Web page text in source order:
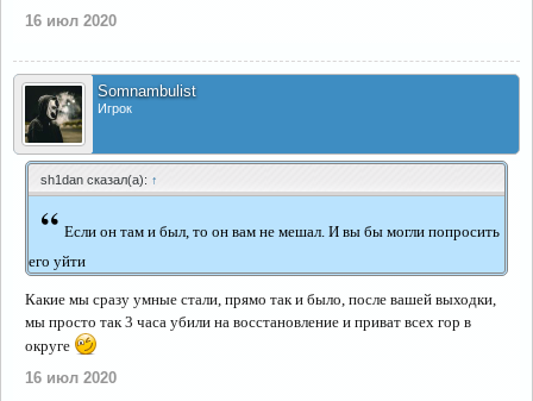
16 июл 2020
Somnambulist
Игрок
sh1dan сказал(а): ↑
“ Если он там и был, то он вам не мешал. И вы бы могли попросить
его уйти
Какие мы сразу умные стали, прямо так и было, после вашей выходки,
мы просто так 3 часа убили на восстановление и приват всех гор в
округе
16 июл 2020